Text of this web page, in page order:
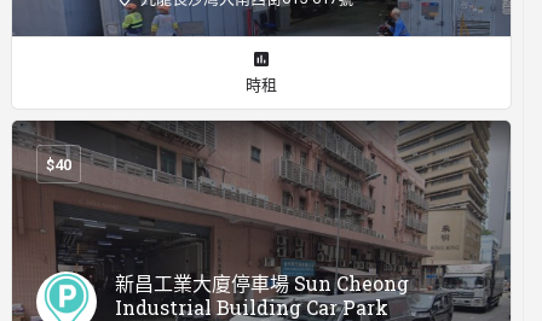
時租
新昌工業大廈停車場 Sun Cheong
Industrial Building Car Park
$40